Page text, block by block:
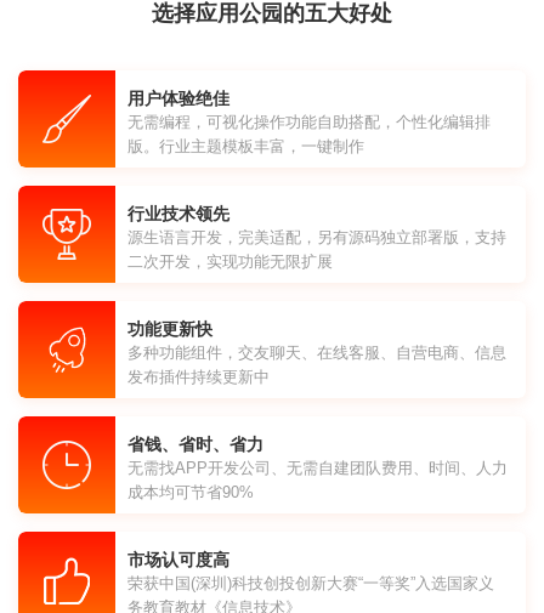
选择应用公园的五大好处
用户体验绝佳
无需编程，可视化操作功能自助搭配，个性化编辑排
版。行业主题模板丰富，一键制作
行业技术领先
源生语言开发，完美适配，另有源码独立部署版，支持
二次开发，实现功能无限扩展
功能更新快
多种功能组件，交友聊天、在线客服、自营电商、信息
发布插件持续更新中
省钱、省时、省力
无需找APP开发公司、无需自建团队费用、时间、人力
成本均可节省90%
市场认可度高
荣获中国(深圳)科技创投创新大赛“一等奖”入选国家义
务教育教材《信息技术》